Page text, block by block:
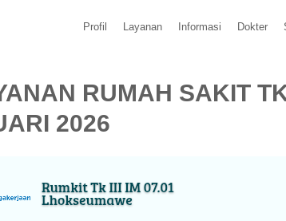
Profil Layanan Informasi Dokter
RUMAH SAKIT
2026